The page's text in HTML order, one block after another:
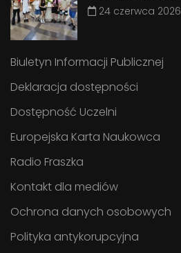
24 czerwca 2026
Biuletyn Informacji Publicznej
Deklaracja dostępności
Dostępność Uczelni
Europejska Karta Naukowca
Radio Fraszka
Kontakt dla mediów
Ochrona danych osobowych
Polityka antykorupcyjna